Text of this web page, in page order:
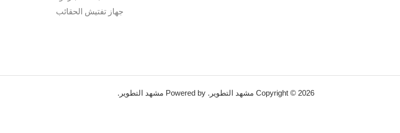
جهاز تفتيش الحقائب
Copyright © 2026 مشهد التطوير. Powered by مشهد التطوير.